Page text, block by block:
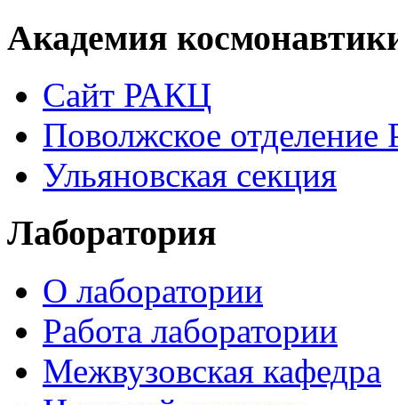
Академия
Сайт РАКЦ
Поволжское
Ульяновская секция
Лаборатория
О лаборатории
Работа лаборатории
Межвузовская кафедра